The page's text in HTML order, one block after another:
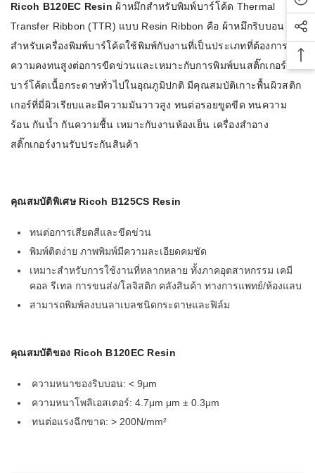
Ricoh B120EC Resin ผ้าหมึกสำหรับพิมพ์บาร์โค้ด Thermal
Transfer Ribbon (TTR) แบบ Resin Ribbon คือ ผ้าหมึกริบบอน
สำหรับเครื่องพิมพ์บาร์โค้ดใช้พิมพ์กับงานที่เป็นประเภทที่ต้องการ
ความคงทนสูงต่อการขีดข่วนและเหมาะกับการพิมพ์บนสติ๊กเกอร์
บาร์โค้ดเนื้อกระดาษทั่วไปในอุณภูมิปกติ มีคุณสมบัติเกาะพื้นผิวสติก
เกอร์ที่มี่ผิวเรียบและมีความมันวาวสูง ทนต่อรอยขูดขีด ทนความ
ร้อน กันน้ำ กันความชื้น เหมาะกับงานห้องเย็น เครื่องสำอาง
สติ๊กเกอร์งานรับประกันสินค้า
คุณสมบัติพิเศษ Ricoh B125CS Resin
ทนต่อการเสียดสีและขีดข่วน
พิมพ์ติดง่าย ภาพพิมพ์มีความละเอียดคมชัด
เหมาะสำหรับการใช้งานที่หลากหลาย ทั้งภาคอุตสาหกรรม เคมี
คอล รีเทล การขนส่ง/โลจิสติก คลังสินค้า ทางการแพทย์/ห้องแลบ
สามารถพิมพ์ลงบนลาเบลชนิดกระดาษและฟิล์ม
คุณสมบัติของ Ricoh B120EC Resin
ความหนาของริบบอน: < 9μm
ความหนาโพลิเอสเตอร์: 4.7μm μm ± 0.3μm
ทนต่อแรงฉีกขาด: > 200N/mm²